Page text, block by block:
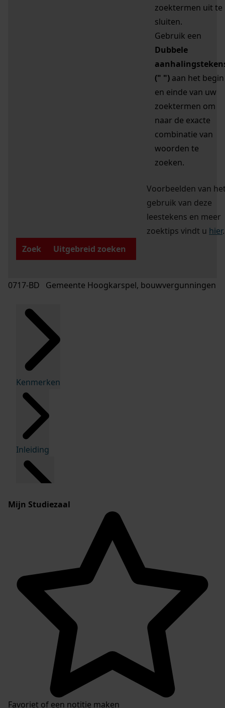
zoektermen uit te
sluiten.
Gebruik een
Dubbele
(" ") aan het begin
en einde van uw
zoektermen om
naar de exacte
combinatie van
woorden te
zoeken.
Voorbeelden van
gebruik van deze
leestekens en meer
zoektips vindt u hier.
Zoek
Uitgebreid zoeken
0717-BD Gemeente Hoogkarspel, bouwvergunningen
Kenmerken
Inleiding
Mijn Studiezaal
Favoriet of een notitie maken